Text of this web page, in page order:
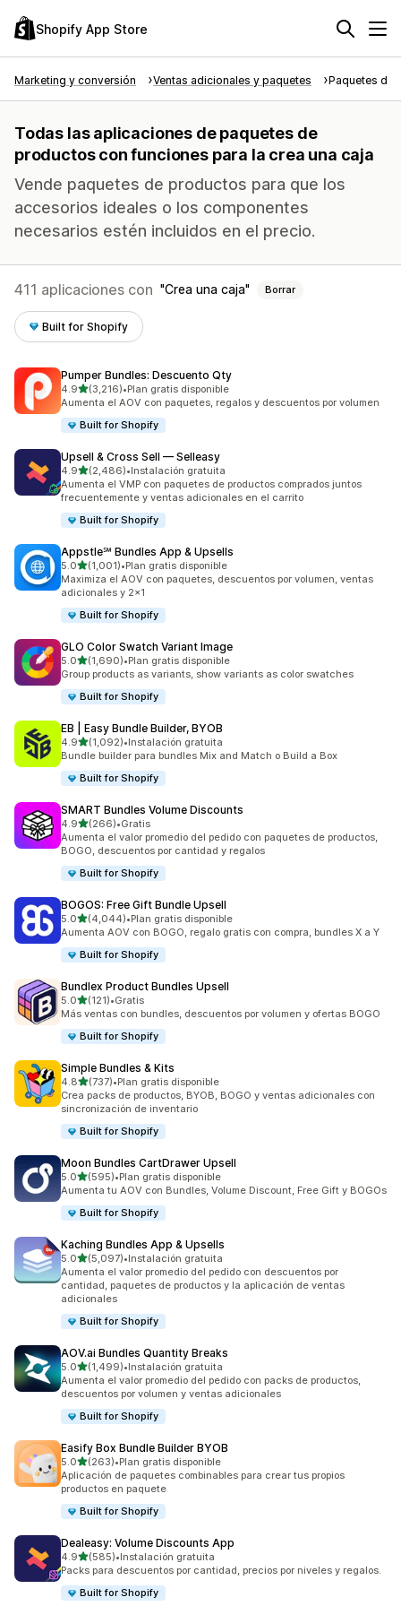
Shopify App Store
Marketing y conversión Ventas adicionales y paquetes Paquetes de
Todas las aplicaciones de paquetes de
productos con funciones para la crea una caja
Vende paquetes de productos para que los
accesorios ideales o los componentes
necesarios estén incluidos en el precio.
411 aplicaciones con Crea una caja Borrar
Built for Shopify
Pumper Bundles: Descuento Qty
4.9de 5 estrellas
(3,216)
3216 reseñas en total
•Plan gratis disponible
Aumenta el AOV con paquetes, regalos y descuentos por volumen
Built for Shopify
Upsell & Cross Sell — Selleasy
4.9de 5 estrellas
(2,486)
2486 reseñas en total
•Instalación gratuita
Aumenta el VMP con paquetes de productos comprados juntos
frecuentemente y ventas adicionales en el carrito
Built for Shopify
Appstle℠ Bundles App & Upsells
5.0de 5 estrellas
(1,001)
1001 reseñas en total
•Plan gratis disponible
Maximiza el AOV con paquetes, descuentos por volumen, ventas
adicionales y 2x1
Built for Shopify
GLO Color Swatch Variant Image
5.0de 5 estrellas
(1,690)
1690 reseñas en total
•Plan gratis disponible
Group products as variants, show variants as color swatches
Built for Shopify
EB | Easy Bundle Builder, BYOB
4.9de 5 estrellas
(1,092)
1092 reseñas en total
•Instalación gratuita
Bundle builder para bundles Mix and Match o Build a Box
Built for Shopify
SMART Bundles Volume Discounts
4.9de 5 estrellas
(266)
266 reseñas en total
•Gratis
Aumenta el valor promedio del pedido con paquetes de productos,
BOGO, descuentos por cantidad y regalos
Built for Shopify
BOGOS: Free Gift Bundle Upsell
5.0de 5 estrellas
(4,044)
4044 reseñas en total
•Plan gratis disponible
Aumenta AOV con BOGO, regalo gratis con compra, bundles X a Y
Built for Shopify
Bundlex Product Bundles Upsell
5.0de 5 estrellas
(121)
121 reseñas en total
•Gratis
Más ventas con bundles, descuentos por volumen y ofertas BOGO
Built for Shopify
Simple Bundles & Kits
4.8de 5 estrellas
(737)
737 reseñas en total
•Plan gratis disponible
Crea packs de productos, BYOB, BOGO y ventas adicionales con
sincronización de inventario
Built for Shopify
Moon Bundles CartDrawer Upsell
5.0de 5 estrellas
(595)
595 reseñas en total
•Plan gratis disponible
Aumenta tu AOV con Bundles, Volume Discount, Free Gift y BOGOs
Built for Shopify
Kaching Bundles App & Upsells
5.0de 5 estrellas
(5,097)
5097 reseñas en total
•Instalación gratuita
Aumenta el valor promedio del pedido con descuentos por
cantidad, paquetes de productos y la aplicación de ventas
adicionales
Built for Shopify
AOV.ai Bundles Quantity Breaks
5.0de 5 estrellas
(1,499)
1499 reseñas en total
•Instalación gratuita
Aumenta el valor promedio del pedido con packs de productos,
descuentos por volumen y ventas adicionales
Built for Shopify
Easify Box Bundle Builder BYOB
5.0de 5 estrellas
(263)
263 reseñas en total
•Plan gratis disponible
Aplicación de paquetes combinables para crear tus propios
productos en paquete
Built for Shopify
Dealeasy: Volume Discounts App
4.9de 5 estrellas
(585)
585 reseñas en total
•Instalación gratuita
Packs para descuentos por cantidad, precios por niveles y regalos.
Built for Shopify